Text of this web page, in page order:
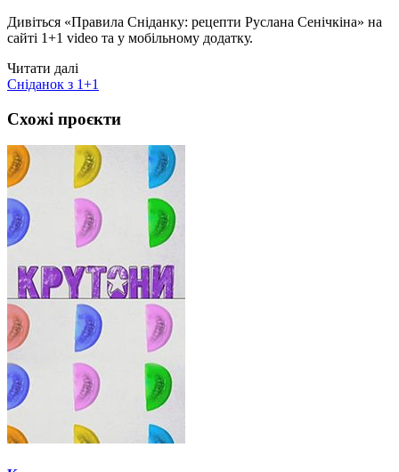
Дивіться «Правила Сніданку: рецепти Руслана Сенічкіна» на
сайті 1+1 video та у мобільному додатку.
Читати далі
Сніданок з 1+1
Схожі проєкти